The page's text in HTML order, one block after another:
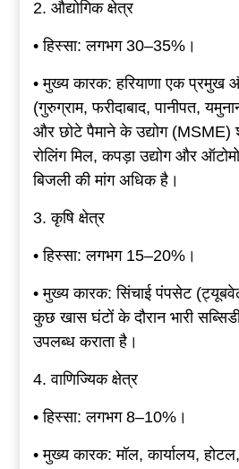
2. औद्योगिक क्षेत्र
• हिस्सा: लगभग 30–35%।
• मुख्य कारक: हरियाणा एक प्रमुख
(गुरुग्राम, फरीदाबाद, पानीपत,
और छोटे पैमाने के उद्योग (MSME)
रोलिंग मिल, कपड़ा उद्योग और
बिजली की मांग अधिक है।
3. कृषि क्षेत्र
• हिस्सा: लगभग 15–20%।
• मुख्य कारक: सिंचाई पंपसेट
कुछ खास घंटों के दौरान भारी
उपलब्ध कराता है।
4. वाणिज्यिक क्षेत्र
• हिस्सा: लगभग 8–10%।
• मुख्य कारक: मॉल, कार्यालय,